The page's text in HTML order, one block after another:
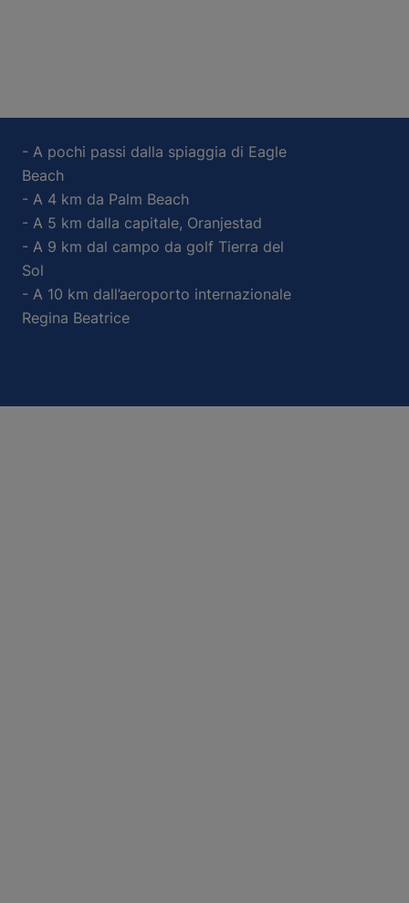
- A pochi passi dalla spiaggia di Eagle
Beach
- A 4 km da Palm Beach
- A 5 km dalla capitale, Oranjestad
- A 9 km dal campo da golf Tierra del
Sol
- A 10 km dall’aeroporto internazionale
Regina Beatrice